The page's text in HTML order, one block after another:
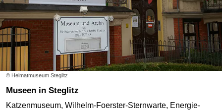
© Heimatmuseum Steglitz
Museen in Steglitz
Katzenmuseum, Wilhelm-Foerster-Sternwarte, Energie-